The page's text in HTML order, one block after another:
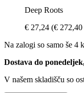
Deep Roots
€ 27,24 (€
Na zalogi so samo še 4
Dostava do
V našem skladišču so